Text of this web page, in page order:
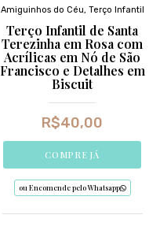
Amiguinhos do Céu, Terço Infantil
Terço Infantil de Santa
Terezinha em Rosa com
Acrílicas em Nó de São
Francisco e Detalhes em
Biscuit
R$40,00
COMPRE JÁ
ou Encomende pelo Whatsapp